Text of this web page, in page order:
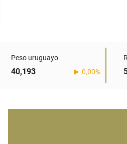
Peso uruguayo
40,193 0,00%